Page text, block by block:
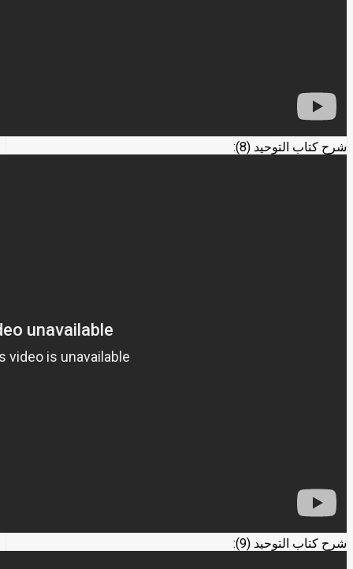
شرح كتاب التوحيد (8):
شرح كتاب التوحيد (9):